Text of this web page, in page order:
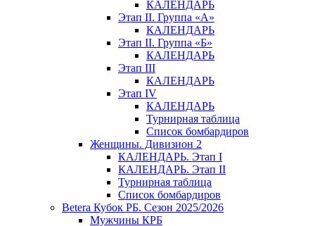
КАЛЕНДАРЬ
Этап II. Группа «А»
КАЛЕНДАРЬ
Этап II. Группа «Б»
КАЛЕНДАРЬ
Этап III
КАЛЕНДАРЬ
Этап IV
КАЛЕНДАРЬ
Турнирная таблица
Список бомбардиров
Женщины. Дивизион 2
КАЛЕНДАРЬ. Этап I
КАЛЕНДАРЬ. Этап II
Турнирная таблица
Список бомбардиров
Betera Кубок РБ. Сезон 2025/2026
Мужчины КРБ